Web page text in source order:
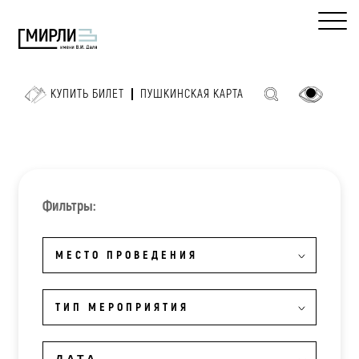
КУПИТЬ БИЛЕТ ПУШКИНСКАЯ КАРТА
Фильтры:
МЕСТО ПРОВЕДЕНИЯ
ТИП МЕРОПРИЯТИЯ